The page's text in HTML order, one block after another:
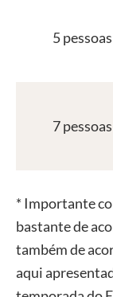
5 pessoas
7 pessoas
* Importante
bastante de
também de
aqui